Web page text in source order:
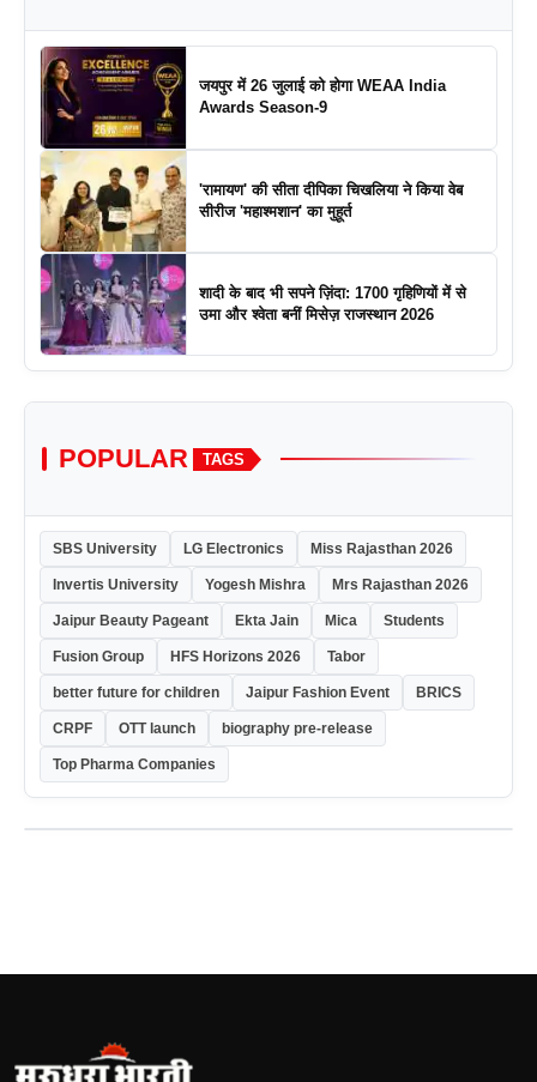
जयपुर में 26 जुलाई को होगा WEAA India
Awards Season-9
'रामायण' की सीता दीपिका चिखलिया ने किया वेब
सीरीज 'महाश्मशान' का मुहूर्त
शादी के बाद भी सपने ज़िंदा: 1700 गृहिणियों में से
उमा और श्वेता बनीं मिसेज़ राजस्थान 2026
POPULAR TAGS
SBS University LG Electronics Miss Rajasthan 2026
Invertis University Yogesh Mishra Mrs Rajasthan 2026
Jaipur Beauty Pageant Ekta Jain Mica Students
Fusion Group HFS Horizons 2026 Tabor
better future for children Jaipur Fashion Event BRICS
CRPF OTT launch biography pre-release
Top Pharma Companies